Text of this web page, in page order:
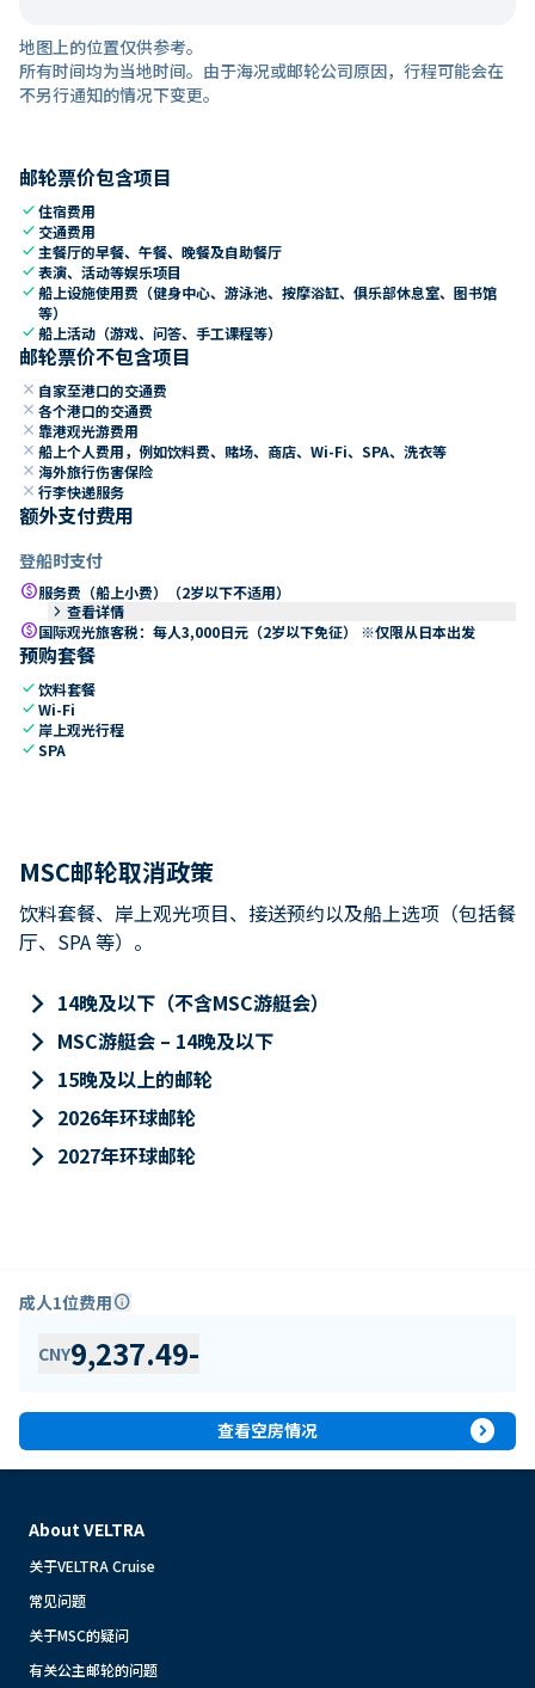
地图上的位置仅供参考。
所有时间均为当地时间。由于海况或邮轮公司原因，行程可能会在
不另行通知的情况下变更。
邮轮票价包含项目
check住宿费用
check 交通费用
check 主餐厅的早餐、午餐、晚餐及自助餐厅
check表演、活动等娱乐项目
check船上设施使用费（健身中心、游泳池、按摩浴缸、俱乐部休息室、图书馆
等）
check船上活动（游戏、问答、手工课程等）
邮轮票价不包含项目
close 自家至港口的交通费
close 各个港口的交通费
close 靠港观光游费用
close 船上个人费用，例如饮料费、赌场、商店、Wi-Fi、SPA、洗衣等
close 海外旅行伤害保险
close 行李快递服务
额外支付费用
登船时支付
paid服务费（船上小费）（2岁以下不适用）
keyboard_arrow_right 查看详情
paid国际观光旅客税：每人3,000日元（2岁以下免征） ※仅限从日本出发
预购套餐
check饮料套餐
checkWi-Fi
check 岸上观光行程
checkSPA
MSC邮轮取消政策
饮料套餐、岸上观光项目、接送预约以及船上选项（包括餐
厅、SPA 等）。
keyboard_arrow_right 14晚及以下（不含MSC游艇会）
keyboard_arrow_right MSC游艇会 – 14晚及以下
keyboard_arrow_right 15晚及以上的邮轮
keyboard_arrow_right 2026年环球邮轮
keyboard_arrow_right 2027年环球邮轮
成人1位费用info
CNY9,237.49-
查看空房情况 expand_circle_right
About VELTRA
关于VELTRA Cruise
常见问题
关于MSC的疑问
有关公主邮轮的问题